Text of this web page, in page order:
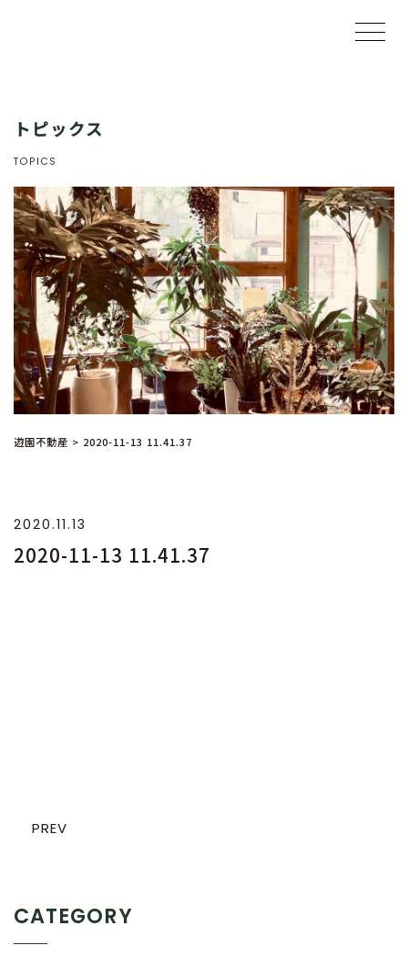
トピックス
TOPICS
遊園不動産 > 2020-11-13 11.41.37
2020.11.13
2020-11-13 11.41.37
PREV
CATEGORY